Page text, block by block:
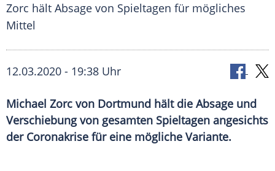
Zorc hält Absage von Spieltagen für mögliches
Mittel
12.03.2020 - 19:38 Uhr
Michael Zorc von Dortmund hält die Absage und
Verschiebung von gesamten Spieltagen angesichts
der Coronakrise für eine mögliche Variante.